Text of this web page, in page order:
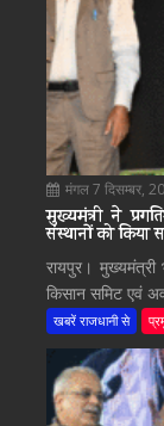
मंगल 7 दिसम्बर,
मुख्यमंत्री ने
संस्थानों को किया
रायपुर।
किसान समिट एवं
खबरें राजधानी से